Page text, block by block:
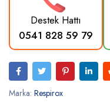
Destek Hattı
0541 828 59 79
Marka: Respirox